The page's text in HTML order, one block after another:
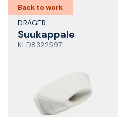
Back to work
DRÄGER
Suukappale
KI D8322597